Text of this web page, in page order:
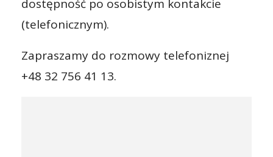
dostępność po osobistym kontakcie
(telefonicznym).
Zapraszamy do rozmowy telefoniznej
+48 32 756 41 13.